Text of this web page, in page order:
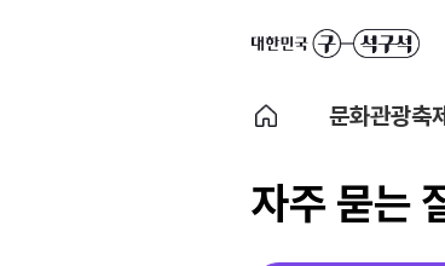
문화관광축
자주 묻는